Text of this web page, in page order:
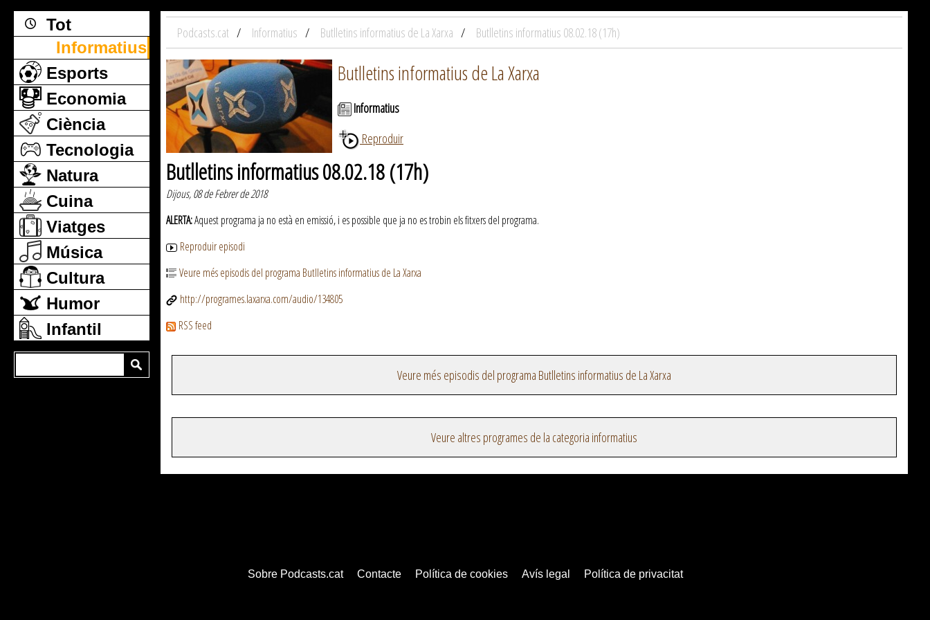
Tot
Informatius
Esports
Economia
Ciència
Tecnologia
Natura
Cuina
Viatges
Música
Cultura
Humor
Infantil
Podcasts.cat Informatius Butlletins informatius de La Xarxa Butlletins informatius 08.02.18 (17h)
Butlletins informatius de La Xarxa
Informatius
Reproduir
Butlletins informatius 08.02.18 (17h)
Dijous, 08 de Febrer de 2018
ALERTA:Aquest programa ja no està en emissió, i es possible que ja no es trobin els fitxers del programa.
Reproduir episodi
Veure més episodis del programa Butlletins informatius de La Xarxa
http://programes.laxarxa.com/audio/134805
RSS feed
Veure més episodis del programa Butlletins informatius de La Xarxa
Veure altres programes de la categoria informatius
Sobre Podcasts.cat Contacte Política de cookies Avís legal Política de privacitat